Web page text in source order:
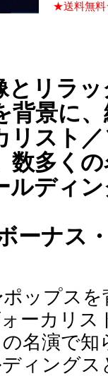
★送料無
とリラ
背景に
リスト
数多く
ルディ
ボーナ
ップス
ーカリ
名演で
ィング